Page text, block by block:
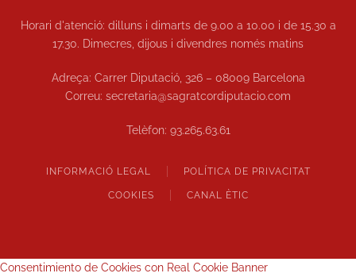
Horari d'atenció: dilluns i dimarts de9.00 a 10.00 i de 15.30 a
17.30. Dimecres, dijous i divendres només matins
Adreça: Carrer Diputació, 326 – 08009 Barcelona
Correu: secretaria@sagratcordiputacio.com
Telèfon: 93.265.63.61
INFORMACIÓ LEGAL POLÍTICA DE PRIVACITAT
COOKIES CANAL ÈTIC
Consentimiento de Cookies con Real Cookie Banner